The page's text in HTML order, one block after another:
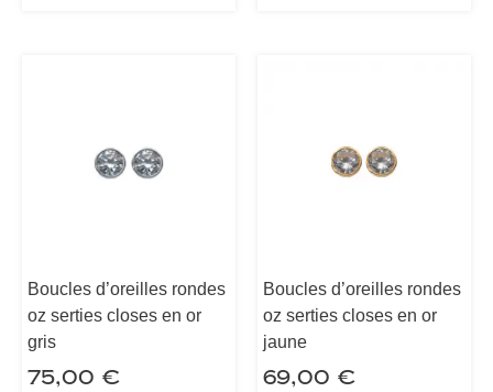
Boucles d’oreilles rondes
oz serties closes en or
gris
75,00 €
Boucles d’oreilles rondes
oz serties closes en or
jaune
69,00 €